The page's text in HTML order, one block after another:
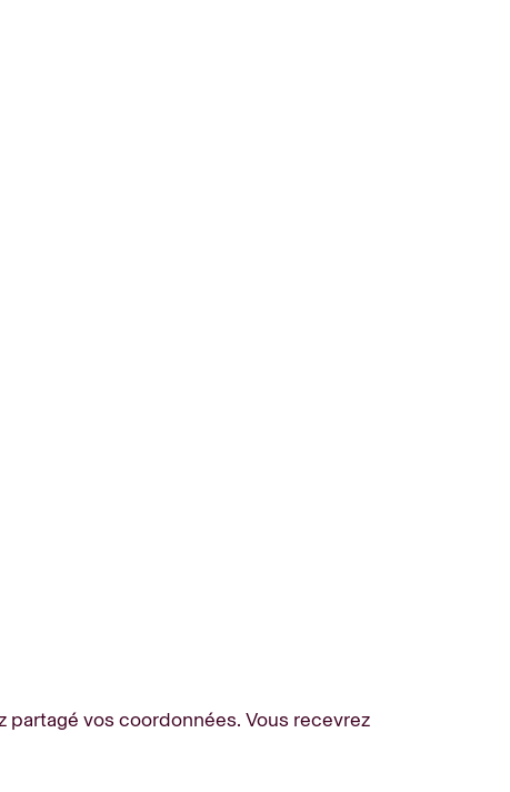
vos coordonnées. Vous recevrez